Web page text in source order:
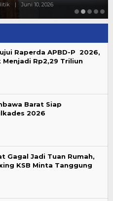
| Juni 10, 2026
Raperda APBD-P 2026,
Menjadi Rp2,29 Triliun
Barat Siap
2026
Gagal Jadi Tuan Rumah,
KSB Minta Tanggung